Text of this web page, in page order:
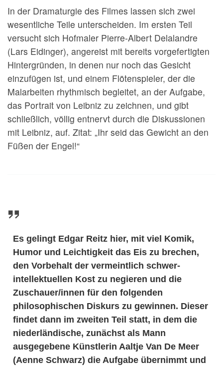
In der Dramaturgie des Filmes lassen sich zwei
wesentliche Teile unterscheiden. Im ersten Teil
versucht sich Hofmaler Pierre-Albert Delalandre
(Lars Eidinger), angereist mit bereits vorgefertigten
Hintergründen, in denen nur noch das Gesicht
einzufügen ist, und einem Flötenspieler, der die
Malarbeiten rhythmisch begleitet, an der Aufgabe,
das Portrait von Leibniz zu zeichnen, und gibt
schließlich, völlig entnervt durch die Diskussionen
mit Leibniz, auf. Zitat: „Ihr seid das Gewicht an den
Füßen der Engel!“
Es gelingt Edgar Reitz hier, mit viel Komik,
Humor und Leichtigkeit das Eis zu brechen,
den Vorbehalt der vermeintlich schwer-
intellektuellen Kost zu negieren und die
Zuschauer/innen für den folgenden
philosophischen Diskurs zu gewinnen. Dieser
findet dann im zweiten Teil statt, in dem die
niederländische, zunächst als Mann
ausgegebene Künstlerin Aaltje Van De Meer
(Aenne Schwarz) die Aufgabe übernimmt und